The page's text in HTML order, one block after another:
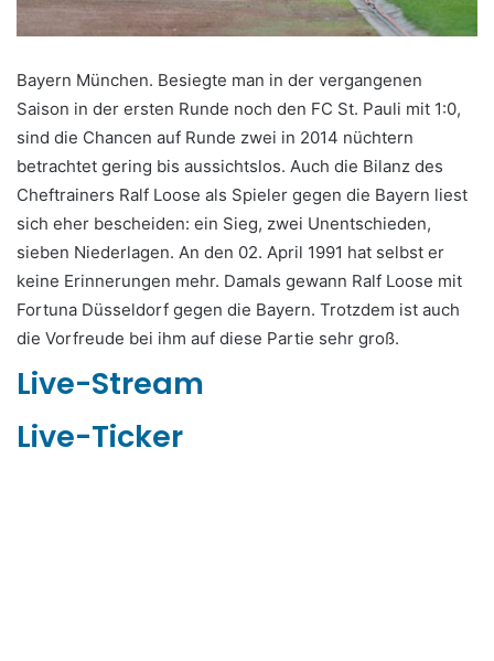
Bayern München. Besiegte man in der vergangenen
Saison in der ersten Runde noch den FC St. Pauli mit 1:0,
sind die Chancen auf Runde zwei in 2014 nüchtern
betrachtet gering bis aussichtslos. Auch die Bilanz des
Cheftrainers Ralf Loose als Spieler gegen die Bayern liest
sich eher bescheiden: ein Sieg, zwei Unentschieden,
sieben Niederlagen. An den 02. April 1991 hat selbst er
keine Erinnerungen mehr. Damals gewann Ralf Loose mit
Fortuna Düsseldorf gegen die Bayern. Trotzdem ist auch
die Vorfreude bei ihm auf diese Partie sehr groß.
Live-Stream
Live-Ticker